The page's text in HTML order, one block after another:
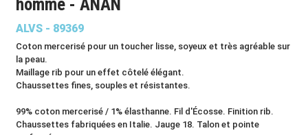
homme - ANAN
ALVS - 89369
Coton mercerisé pour un toucher lisse, soyeux et très agréable sur
la peau.
Maillage rib pour un effet côtelé élégant.
Chaussettes fines, souples et résistantes.
99% coton mercerisé / 1% élasthanne. Fil d'Écosse. Finition rib.
Chaussettes fabriquées en Italie. Jauge 18. Talon et pointe